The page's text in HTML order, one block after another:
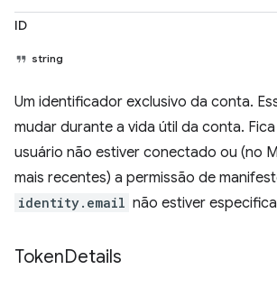
ID
string
Um identificador exclusivo da conta.
mudar durante a vida útil da conta.
usuário não estiver conectado ou (no
mais recentes) a permissão de
identity.email não estiver
TokenDetails